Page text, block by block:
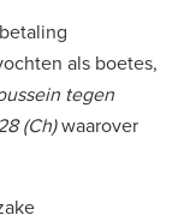
als boetes,
tegen
(Ch)waarover